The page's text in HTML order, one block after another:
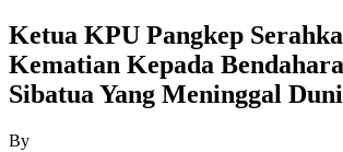
Ketua KPU Pangkep
Kematian Kepada
Sibatua Yang Meninggal
By